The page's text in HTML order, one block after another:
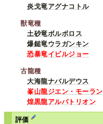
炎戈竜アグナコトル
獣竜種
土砂竜ボルボロス
爆鎚竜ウラガンキン
恐暴竜イビルジョー
古龍種
大海龍ナバルデウス
峯山龍ジエン・モーラン
煌黒龍アルバトリオン
評価